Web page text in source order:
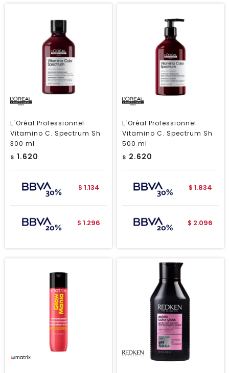
L´Oréal Professionnel
Vitamino C. Spectrum Sh
300 ml
$ 1.620
$ 1.134
$ 1.296
L´Oréal Professionnel
Vitamino C. Spectrum Sh
500 ml
$ 2.620
$ 1.834
$ 2.096